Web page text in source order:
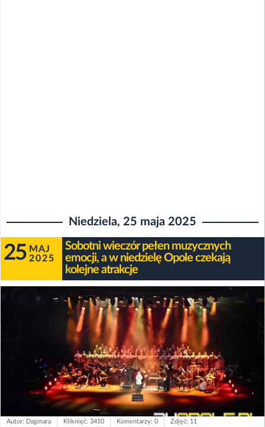
Niedziela, 25 maja 2025
25 MAJ
2025
Sobotni wieczór pełen muzycznych
emocji, a w niedzielę Opole czekają
kolejne atrakcje
Autor: Dagmara Kliknięć: 3410 Komentarzy: 0 Zdjęć: 11